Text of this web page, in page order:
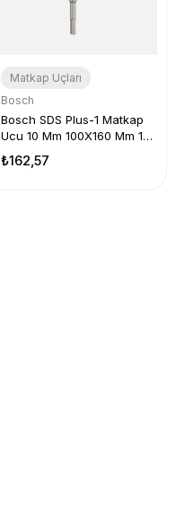
Matkap Uçları
Bosch
Bosch SDS Plus-1 Matkap
Ucu 10 Mm 100X160 Mm 1
₺162,57